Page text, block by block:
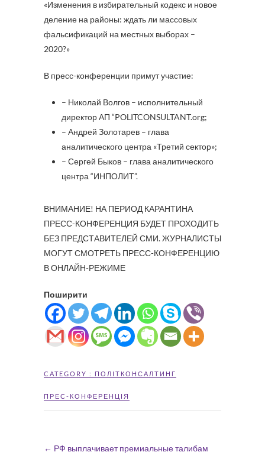
«Изменения в избирательный кодекс и новое
деление на районы: ждать ли массовых
фальсификаций на местных выборах –
2020?»
В пресс-конференции примут участие:
– Николай Волгов – исполнительный
директор АП “POLITCONSULTANT.org;
– Андрей Золотарев – глава
аналитического центра «Третий сектор»;
– Сергей Быков – глава аналитического
центра “ИНПОЛИТ”.
ВНИМАНИЕ! НА ПЕРИОД КАРАНТИНА
ПРЕСС-КОНФЕРЕНЦИЯ БУДЕТ ПРОХОДИТЬ
БЕЗ ПРЕДСТАВИТЕЛЕЙ СМИ. ЖУРНАЛИСТЫ
МОГУТ СМОТРЕТЬ ПРЕСС-КОНФЕРЕНЦИЮ
В ОНЛАЙН-РЕЖИМЕ
Поширити
CATEGORY : ПОЛІТКОНСАЛТИНГ
ПРЕС-КОНФЕРЕНЦІЯ
← РФ выплачивает премиальные талибам